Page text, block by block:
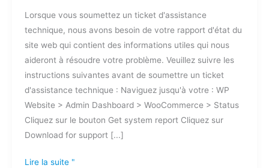
Lorsque vous soumettez un ticket d'assistance
technique, nous avons besoin de votre rapport d'état du
site web qui contient des informations utiles qui nous
aideront à résoudre votre problème. Veuillez suivre les
instructions suivantes avant de soumettre un ticket
d'assistance technique : Naviguez jusqu'à votre : WP
Website > Admin Dashboard > WooCommerce > Status
Cliquez sur le bouton Get system report Cliquez sur
Download for support [...]
un
rapport
sur
l'état
du
site
web
?
Lire la suite "